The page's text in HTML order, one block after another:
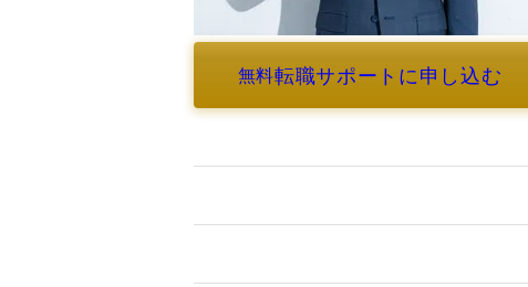
無料転職サポートに申し込む
よくあるご質問